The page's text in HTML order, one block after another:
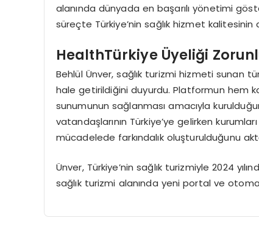
alanında dünyada en başarılı yönetimi
süreçte Türkiye’nin sağlık hizmet kalitesinin
HealthTürkiye Üyeliği
Behlül Ünver, sağlık turizmi hizmeti sunan
hale getirildiğini duyurdu. Platformun hem
sunumunun sağlanması amacıyla
vatandaşlarının Türkiye’ye gelirken
mücadelede farkındalık oluşturulduğunu
Ünver, Türkiye’nin sağlık turizmiyle 2024
sağlık turizmi alanında yeni portal ve